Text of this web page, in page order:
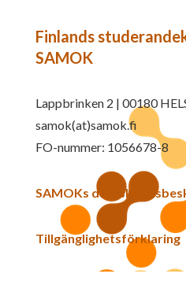
Finlands
SAMOK
Lappbrinken 2 | 00180
samok(at)samok.fi
FO-nummer: 1056678-8
SAMOKs
Tillgänglighetsförklaring